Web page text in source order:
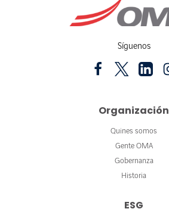
Síguenos
Organización
Quines somos
Gente OMA
Gobernanza
Historia
ESG